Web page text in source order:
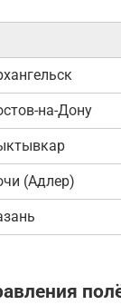
на-Дону
(Адлер)